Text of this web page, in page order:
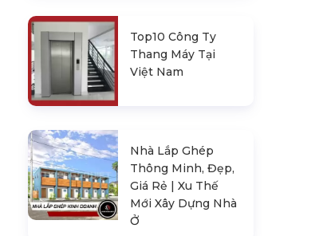
Top10 Công Ty
Thang Máy Tại
Việt Nam
Nhà Lắp Ghép
Thông Minh, Đẹp,
Giá Rẻ | Xu Thế
Mới Xây Dựng Nhà
Ở